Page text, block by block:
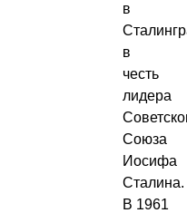
в
в
честь
лидера
Союза
Иосифа
Сталина.
В 1961